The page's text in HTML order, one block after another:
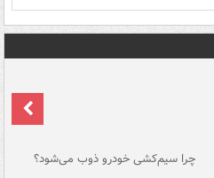
چرا سیم‌کشی خودرو ذوب می‌شود؟